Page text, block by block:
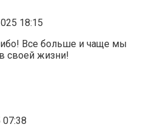
18:15
Все больше и чаще мы
своей жизни!
07:38